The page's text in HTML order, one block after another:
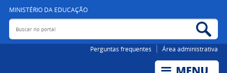
MINISTÉRIO DA EDUCAÇÃO
Buscar no portal
Perguntas frequentes Área administrativa